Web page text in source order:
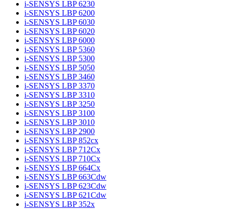
i-SENSYS LBP 6230
i-SENSYS LBP 6200
i-SENSYS LBP 6030
i-SENSYS LBP 6020
i-SENSYS LBP 6000
i-SENSYS LBP 5360
i-SENSYS LBP 5300
i-SENSYS LBP 5050
i-SENSYS LBP 3460
i-SENSYS LBP 3370
i-SENSYS LBP 3310
i-SENSYS LBP 3250
i-SENSYS LBP 3100
i-SENSYS LBP 3010
i-SENSYS LBP 2900
i-SENSYS LBP 852cx
i-SENSYS LBP 712Cx
i-SENSYS LBP 710Cx
i-SENSYS LBP 664Cx
i-SENSYS LBP 663Cdw
i-SENSYS LBP 623Cdw
i-SENSYS LBP 621Cdw
i-SENSYS LBP 352x